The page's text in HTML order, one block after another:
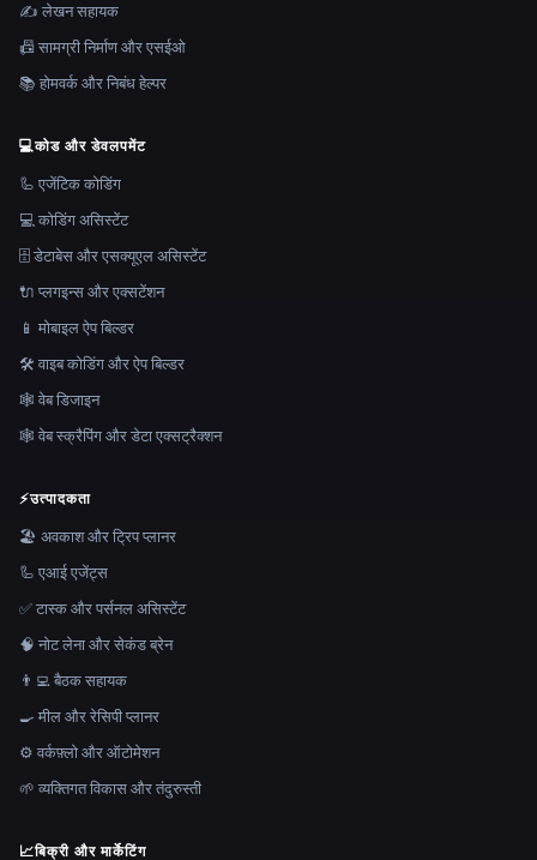
✍️ लेखन सहायक
📠 सामग्री निर्माण और एसईओ
📚 होमवर्क और निबंध हेल्पर
💻कोड और डेवलपमेंट
🦾 एजेंटिक कोडिंग
💻 कोडिंग असिस्टेंट
🗄️ डेटाबेस और एसक्यूएल असिस्टेंट
🔌 प्लगइन्स और एक्सटेंशन
📱 मोबाइल ऐप बिल्डर
🛠️ वाइब कोडिंग और ऐप बिल्डर
🕸 वेब डिजाइन
🕸️ वेब स्क्रैपिंग और डेटा एक्सट्रैक्शन
⚡उत्पादकता
🏖 अवकाश और ट्रिप प्लानर
🦾 एआई एजेंट्स
✅ टास्क और पर्सनल असिस्टेंट
🧠 नोट लेना और सेकंड ब्रेन
👨‍💻 बैठक सहायक
🍳 मील और रेसिपी प्लानर
⚙️ वर्कफ़्लो और ऑटोमेशन
🌱 व्यक्तिगत विकास और तंदुरुस्ती
📈बिक्री और मार्केटिंग